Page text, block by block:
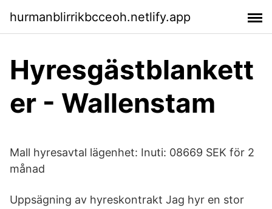
hurmanblirrikbcceoh.netlify.app
Hyresgästblankett
er - Wallenstam
Mall hyresavtal lägenhet: Inuti: 08669 SEK för 2
månad
Uppsägning av hyreskontrakt Jag hyr en stor